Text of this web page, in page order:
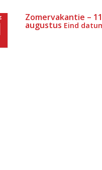
Zomervakantie –
augustus Eind